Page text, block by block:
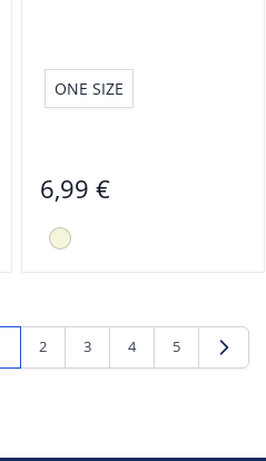
ONE SIZE
6,99 €
lesen gerade Seite
Seite
2 Seite
3 Seite
4 Seite
5